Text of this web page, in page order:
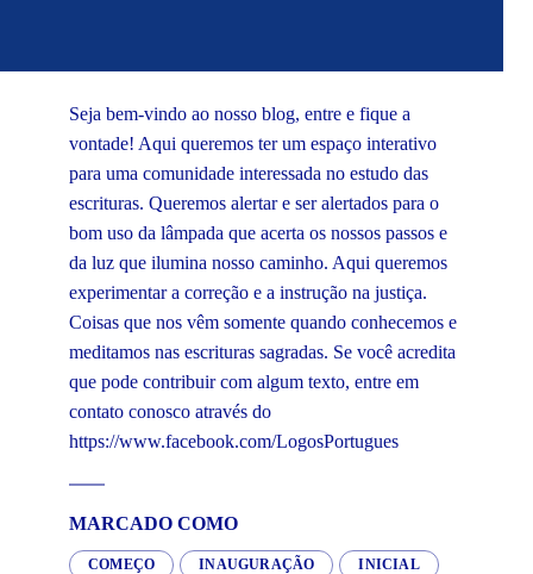
Seja bem-vindo ao nosso blog, entre e fique a
vontade! Aqui queremos ter um espaço interativo
para uma comunidade interessada no estudo das
escrituras. Queremos alertar e ser alertados para o
bom uso da lâmpada que acerta os nossos passos e
da luz que ilumina nosso caminho. Aqui queremos
experimentar a correção e a instrução na justiça.
Coisas que nos vêm somente quando conhecemos e
meditamos nas escrituras sagradas. Se você acredita
que pode contribuir com algum texto, entre em
contato conosco através do
https://www.facebook.com/LogosPortugues
MARCADO COMO
COMEÇO INAUGURAÇÃO INICIAL